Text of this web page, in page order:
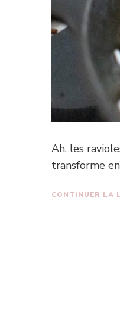
Ah, les
transforme
CONTINUER LA